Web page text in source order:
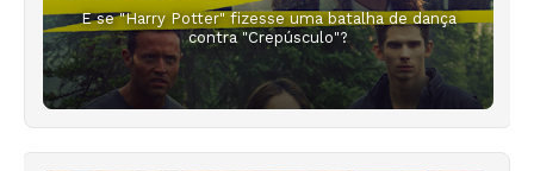
E se "Harry Potter" fizesse uma batalha de dança
contra "Crepúsculo"?